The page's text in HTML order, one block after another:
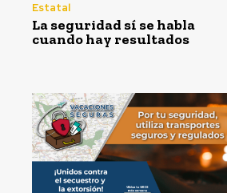
Estatal
La seguridad sí se habla
cuando hay resultados